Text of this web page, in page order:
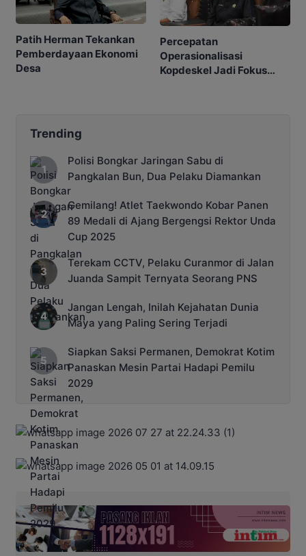
Patih Herman Tekankan
Pemberdayaan Ekonomi
Desa
Percepatan
Operasionalisasi
Kopdeskel Jadi Fokus
Trending
Polisi Bongkar Jaringan Sabu di
Pangkalan Bun, Dua Pelaku Diamankan
Gemilang! Atlet Taekwondo Kobar Panen
89 Medali di Ajang Bergengsi Rektor Unda
Cup 2025
Terekam CCTV, Pelaku Curanmor di Jalan
Juanda Sampit Ternyata Seorang PNS
Jangan Lengah, Inilah Kejahatan Dunia
Maya yang Paling Sering Terjadi
Siapkan Saksi Permanen, Demokrat Kotim
Panaskan Mesin Partai Hadapi Pemilu
2029